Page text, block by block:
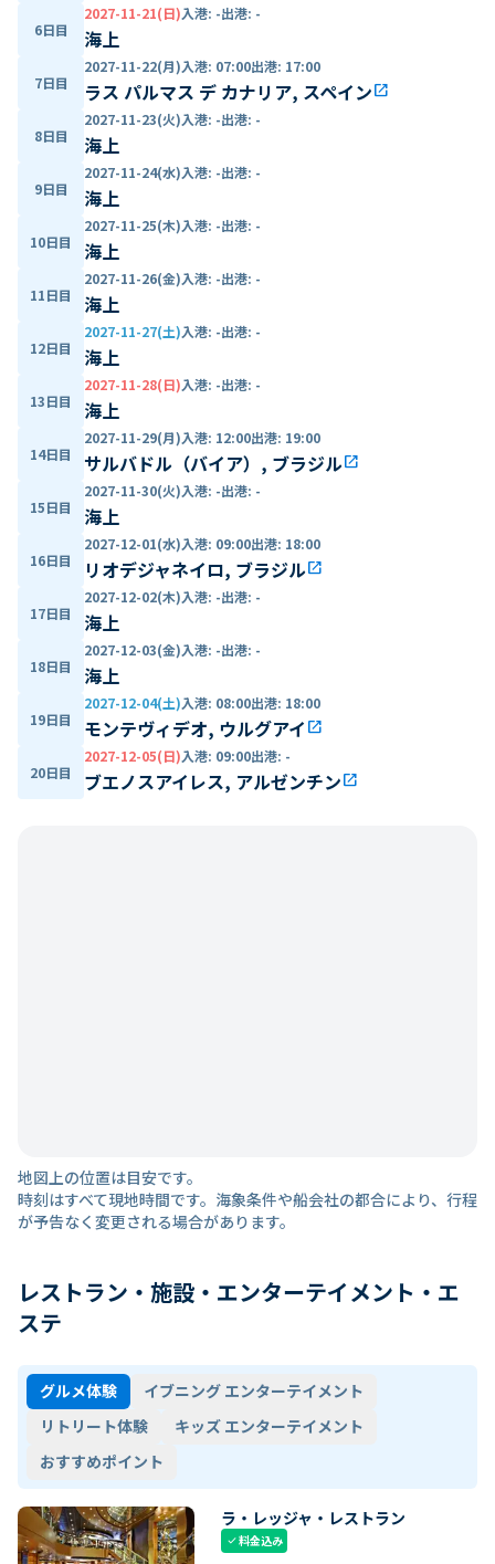
6日目
2027-11-21(日)入港: -出港: -
海上
7日目
2027-11-22(月)入港: 07:00出港: 17:00
ラス パルマス デ カナリア, スペインopen_in_new
8日目
2027-11-23(火)入港: -出港: -
海上
9日目
2027-11-24(水)入港: -出港: -
海上
10日目
2027-11-25(木)入港: -出港: -
海上
11日目
2027-11-26(金)入港: -出港: -
海上
12日目
2027-11-27(土)入港: -出港: -
海上
13日目
2027-11-28(日)入港: -出港: -
海上
14日目
2027-11-29(月)入港: 12:00出港: 19:00
サルバドル（バイア）, ブラジルopen_in_new
15日目
2027-11-30(火)入港: -出港: -
海上
16日目
2027-12-01(水)入港: 09:00出港: 18:00
リオデジャネイロ, ブラジルopen_in_new
17日目
2027-12-02(木)入港: -出港: -
海上
18日目
2027-12-03(金)入港: -出港: -
海上
19日目
2027-12-04(土)入港: 08:00出港: 18:00
モンテヴィデオ, ウルグアイ open_in_new
20日目
2027-12-05(日)入港: 09:00出港: -
ブエノスアイレス, アルゼンチンopen_in_new
地図上の位置は目安です。
時刻はすべて現地時間です。海象条件や船会社の都合により、行程
が予告なく変更される場合があります。
レストラン・施設・エンターテイメント・エ
ステ
グルメ体験
イブニング エンターテイメント
リトリート体験
キッズ エンターテイメント
おすすめポイント
ラ・レッジャ・レストラン
check料金込み